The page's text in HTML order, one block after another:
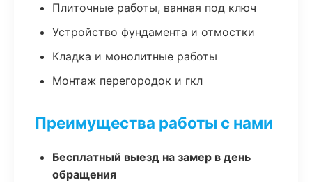
Плиточные работы, ванная под ключ
Устройство фундамента и отмостки
Кладка и монолитные работы
Монтаж перегородок и гкл
Преимущества работы с нами
Бесплатный выезд на замер в день
обращения